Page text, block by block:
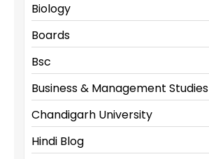
Biology
Boards
Bsc
Business & Management Studies
Chandigarh University
Hindi Blog